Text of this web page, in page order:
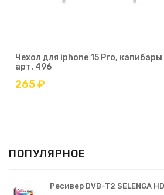
Чехол для iphone 15 Pro,
арт. 496
265 ₽
ПОПУЛЯРНОЕ
Ресивер DVB-T2 SELENGA